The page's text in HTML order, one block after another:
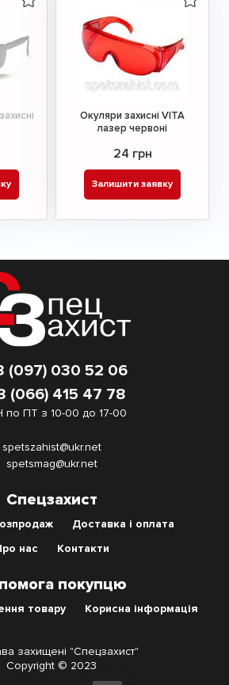
Окуляри захисні VITA
лазер червоні
24 грн
Залишити заявку
(097) 030 52 06
(066) 415 47 78
по ПТ з 10-00 до 17-00
spetszahist@ukr.net
spetsmag@ukr.net
Спецзахист
Доставка і оплата
нас
Контакти
покупцю
товару Корисна інформація
захищені "Спецзахист"
Copyright © 2023